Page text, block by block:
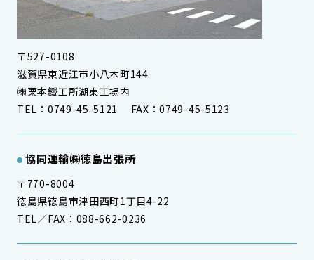
〒527-0108
滋賀県東近江市小八木町144
㈱栗本鐵工所湖東工場内
TEL：0749-45-5121 FAX：0749-45-5123
協同運輸㈱徳島出張所
〒770-8004
徳島県徳島市津田西町1丁目4-22
TEL／FAX：088-662-0236